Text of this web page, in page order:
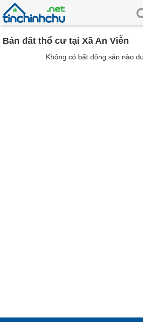
Bán đất thổ cư tại Xã An Viễn
Không có bất động sản nào